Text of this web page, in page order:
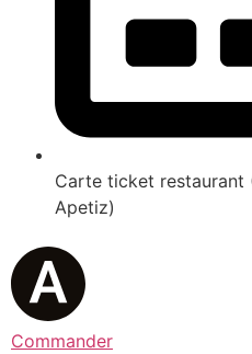
Carte ticket restaurant
Apetiz)
Commander